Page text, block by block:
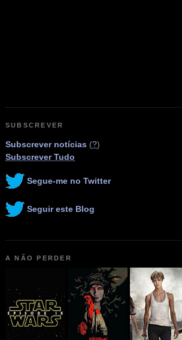
SUBSCREVER
Subscrever notícias (?)
Subscrever Tudo
Segue-me no Twitter
Seguir este Blog
A NÃO PERDER